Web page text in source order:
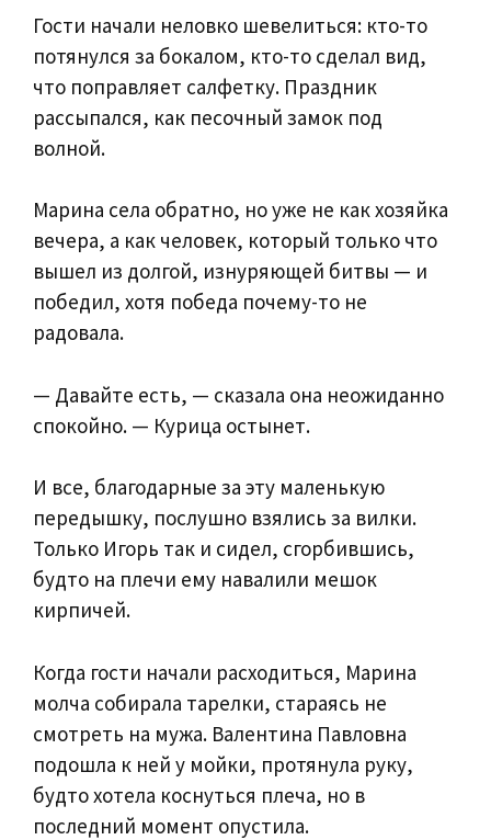
Гости начали неловко шевелиться: кто-то
потянулся за бокалом, кто-то сделал вид,
что поправляет салфетку. Праздник
рассыпался, как песочный замок под
волной.
Марина села обратно, но уже не как хозяйка
вечера, а как человек, который только что
вышел из долгой, изнуряющей битвы — и
победил, хотя победа почему-то не
радовала.
— Давайте есть, — сказала она неожиданно
спокойно. — Курица остынет.
И все, благодарные за эту маленькую
передышку, послушно взялись за вилки.
Только Игорь так и сидел, сгорбившись,
будто на плечи ему навалили мешок
кирпичей.
Когда гости начали расходиться, Марина
молча собирала тарелки, стараясь не
смотреть на мужа. Валентина Павловна
подошла к ней у мойки, протянула руку,
будто хотела коснуться плеча, но в
последний момент опустила.